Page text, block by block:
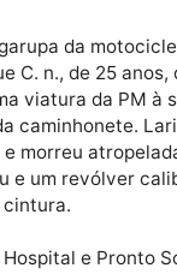
morreu no
por carreta
em Porto
Publicidade
C. n., de 25